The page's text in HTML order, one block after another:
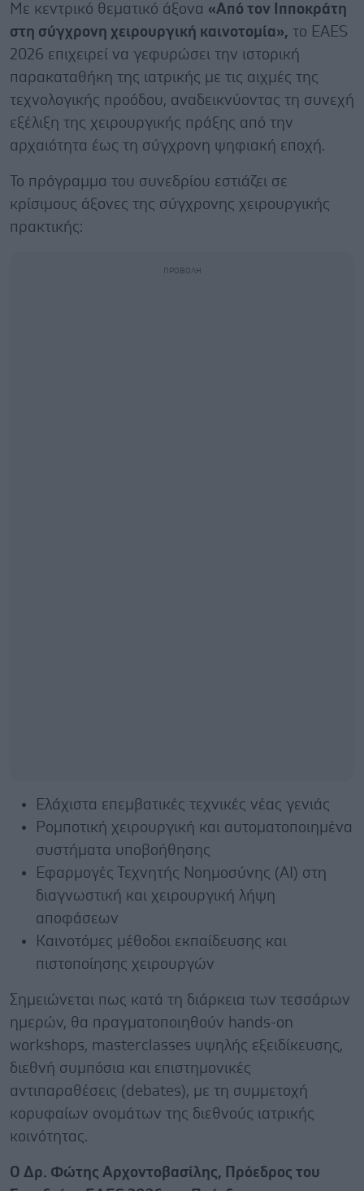
Με κεντρικό θεματικό άξονα «Από τον Ιπποκράτη
στη σύγχρονη χειρουργική καινοτομία», το EAES
2026 επιχειρεί να γεφυρώσει την ιστορική
παρακαταθήκη της ιατρικής με τις αιχμές της
τεχνολογικής προόδου, αναδεικνύοντας τη συνεχή
εξέλιξη της χειρουργικής πράξης από την
αρχαιότητα έως τη σύγχρονη ψηφιακή εποχή.
Το πρόγραμμα του συνεδρίου εστιάζει σε
κρίσιμους άξονες της σύγχρονης χειρουργικής
πρακτικής:
Ελάχιστα επεμβατικές τεχνικές νέας γενιάς
Ρομποτική χειρουργική και αυτοματοποιημένα
συστήματα υποβοήθησης
Εφαρμογές Τεχνητής Νοημοσύνης (AI) στη
διαγνωστική και χειρουργική λήψη
αποφάσεων
Καινοτόμες μέθοδοι εκπαίδευσης και
πιστοποίησης χειρουργών
Σημειώνεται πως κατά τη διάρκεια των τεσσάρων
ημερών, θα πραγματοποιηθούν hands-on
workshops, masterclasses υψηλής εξειδίκευσης,
διεθνή συμπόσια και επιστημονικές
αντιπαραθέσεις (debates), με τη συμμετοχή
κορυφαίων ονομάτων της διεθνούς ιατρικής
κοινότητας.
Ο Δρ. Φώτης Αρχοντοβασίλης, Πρόεδρος του